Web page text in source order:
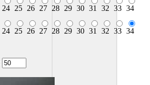
24 25 26 27 28 29 30 31 32 33 34
24 25 26 27 28 29 30 31 32 33 34